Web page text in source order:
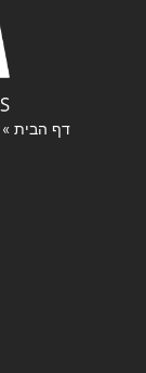
דף הבית »